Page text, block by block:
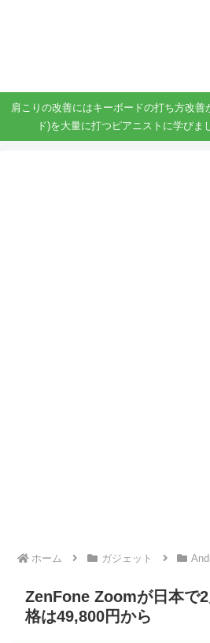
肩こりの改善にはキーボードの打ち方改善
ド)を大量に打つピアニストに学びま
ホーム ガジェット
ZenFone Zoomが日本
格は49,800円から